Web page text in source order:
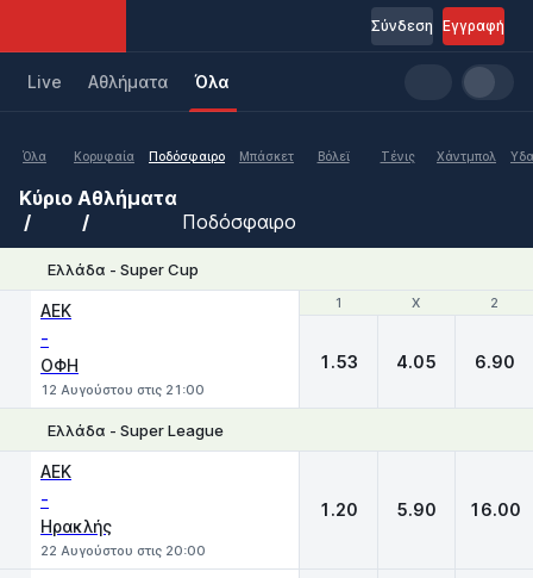
Εγγραφή
Σύνδεση
Live Aθλήματα Όλα
Όλα Κορυφαία Ποδόσφαιρο Μπάσκετ Βόλεϊ Τένις Χάντμπολ
Κύριο Αθλήματα
Ποδόσφαιρο
Ελλάδα - Super Cup
1 X 2
ΑΕΚ
-
ΟΦΗ
12 Αυγούστου στις 21:00
1 X 2
1.53 4.05 6.90
Ελλάδα - Super League
ΑΕΚ
-
Ηρακλής
22 Αυγούστου στις 20:00
1.20 5.90 16.00